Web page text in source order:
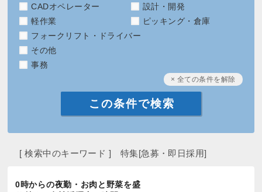
CADオペレーター
設計・開発
軽作業
ピッキング・倉庫
フォークリフト・ドライバー
その他
事務
× 全ての条件を解除
[ 検索中のキーワード ] 特集[急募・即日採用]
0時からの夜勤・お肉と野菜を盛